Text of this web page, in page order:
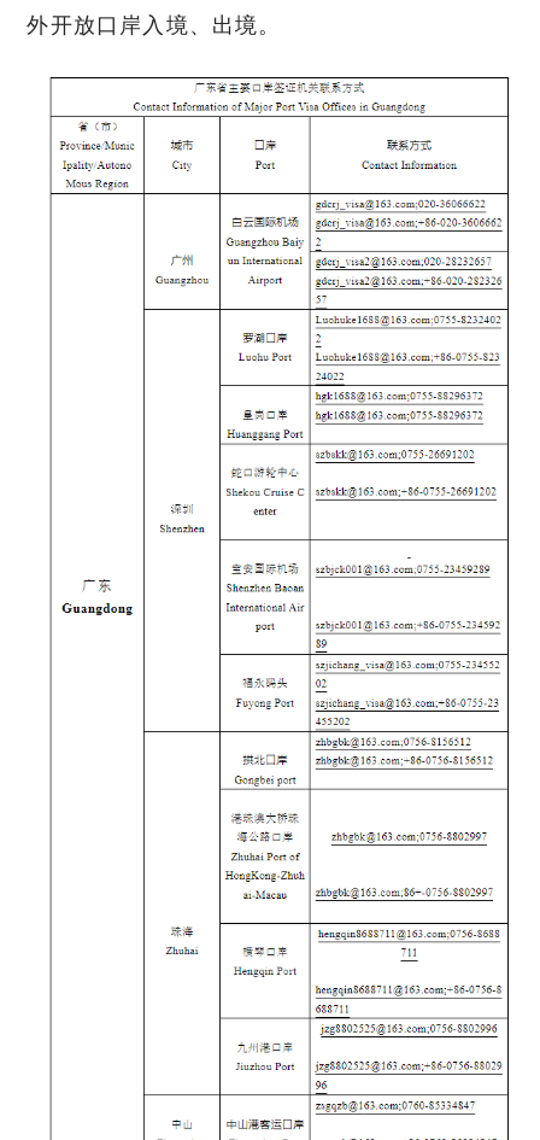
外开放口岸入境、出境。